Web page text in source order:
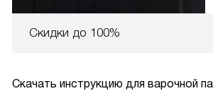
Скачать инструкцию для варочной
Скидки до 100%